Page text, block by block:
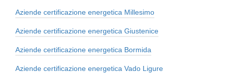
Aziende certificazione energetica Millesimo
Aziende certificazione energetica Giustenice
Aziende certificazione energetica Bormida
Aziende certificazione energetica Vado Ligure